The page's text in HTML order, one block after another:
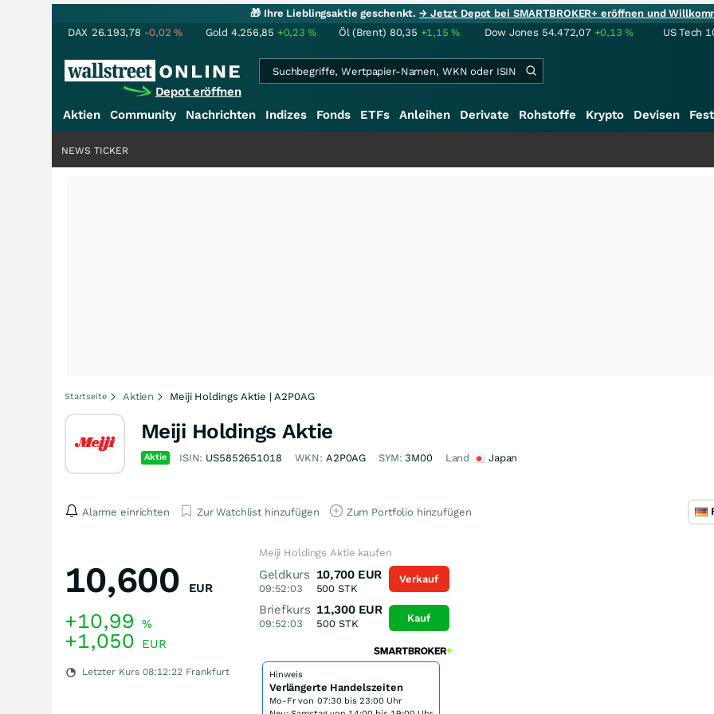
🎁 Ihre Lieblingsaktie geschenkt.→ Jetzt Depot bei SMARTBROKER+ eröffnen und
DAX 26.193,78 -0,02% Gold 4.256,85 +0,23% Öl (Brent) 80,35 +1,15% Dow Jones 54.472,07 +0,13% US Tech
Depot eröffnen
Aktien Community Nachrichten Indizes Fonds ETFs Anleihen Derivate Rohstoffe Krypto Devisen
NEWS TICKER
Startseite Aktien Meiji Holdings Aktie | A2P0AG
Meiji Holdings Aktie
Aktie ISIN: US5852651018 WKN: A2P0AG SYM: 3M00 Land Japan
Alarme einrichten Zur Watchlist hinzufügen Zum Portfolio hinzufügen
10,600 EUR
+10,99 %
+1,050 EUR
Letzter Kurs 08:12:22 Frankfurt
Meiji Holdings Aktie kaufen
Geldkurs
09:52:03
10,700 EUR
500 STK
Briefkurs
09:52:03
11,300 EUR
500STK
Verkauf
Kauf
Hinweis
Verlängerte Handelszeiten
Mo-Fr von 07:30 bis 23:00 Uhr